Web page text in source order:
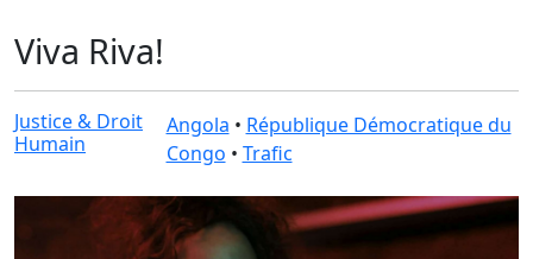
Viva Riva!
Justice & Droit
Humain
Angola • République Démocratique du
Congo • Trafic